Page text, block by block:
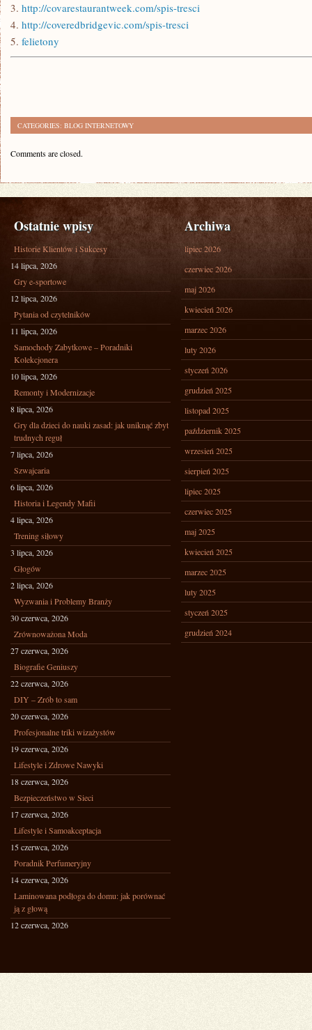
3. http://covarestaurantweek.com/spis-tresci
4. http://coveredbridgevic.com/spis-tresci
5. felietony
CATEGORIES: BLOG INTERNETOWY
Comments are closed.
Ostatnie wpisy
Historie Klientów i Sukcesy
14 lipca, 2026
Gry e-sportowe
12 lipca, 2026
Pytania od czytelników
11 lipca, 2026
Samochody Zabytkowe – Poradniki
Kolekcjonera
10 lipca, 2026
Remonty i Modernizacje
8 lipca, 2026
Gry dla dzieci do nauki zasad: jak uniknąć zbyt
trudnych reguł
7 lipca, 2026
Szwajcaria
6 lipca, 2026
Historia i Legendy Mafii
4 lipca, 2026
Trening siłowy
3 lipca, 2026
Głogów
2 lipca, 2026
Wyzwania i Problemy Branży
30 czerwca, 2026
Zrównoważona Moda
27 czerwca, 2026
Biografie Geniuszy
22 czerwca, 2026
DIY – Zrób to sam
20 czerwca, 2026
Profesjonalne triki wizażystów
19 czerwca, 2026
Lifestyle i Zdrowe Nawyki
18 czerwca, 2026
Bezpieczeństwo w Sieci
17 czerwca, 2026
Lifestyle i Samoakceptacja
15 czerwca, 2026
Poradnik Perfumeryjny
14 czerwca, 2026
Laminowana podłoga do domu: jak porównać
ją z głową
12 czerwca, 2026
Archiwa
lipiec 2026
czerwiec 2026
maj 2026
kwiecień 2026
marzec 2026
luty 2026
styczeń 2026
grudzień 2025
listopad 2025
październik 2025
wrzesień 2025
sierpień 2025
lipiec 2025
czerwiec 2025
maj 2025
kwiecień 2025
marzec 2025
luty 2025
styczeń 2025
grudzień 2024